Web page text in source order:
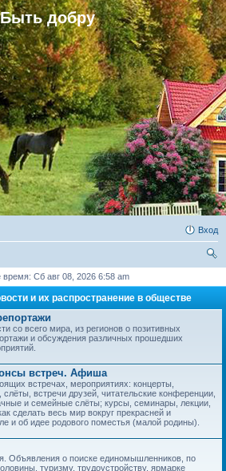
Быть добру
Вход
время: Сб авг 08, 2026 6:58 am
и их распространение в обществе
со всего мира, из регионов о позитивных
и обсуждения различных прошедших
встреч. Афиша
встречах, мероприятиях: концерты,
встречи друзей, читательские конференции,
и семейные слёты; курсы, семинары, лекции,
сделать весь мир вокруг прекрасней и
и об идее родового поместья (малой родины).
Объявления о поиске единомышленников, по
туризму, трудоустройству, ярмарке